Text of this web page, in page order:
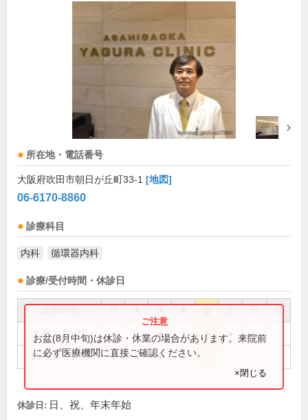
所在地・電話番号
大阪府吹田市朝日が丘町33-1 [地図]
06-6170-8860
診療科目
内科 循環器内科
診療/受付時間・休診日
祝
8:45～12:30 ● ● ● ● ●
16:30～19:30 ● ● ● ●
お盆(8月中旬)は休診・休業の場合があります。来院前
に必ず医療機関に直接ご確認ください。
×閉じる
休診日: 日、祝、年末年始